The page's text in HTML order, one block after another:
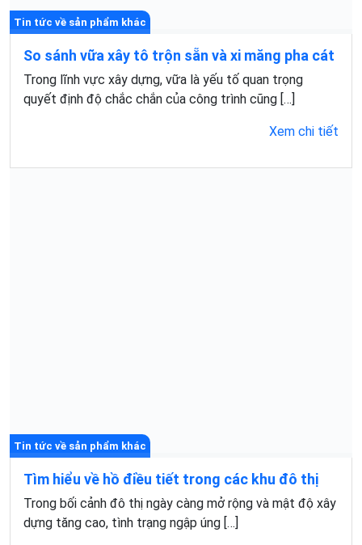
Tin tức về sản phẩm khác
So sánh vữa xây tô trộn sẵn và xi măng pha cát
Trong lĩnh vực xây dựng, vữa là yếu tố quan trọng
quyết định độ chắc chắn của công trình cũng […]
Xem chi tiết
Tin tức về sản phẩm khác
Tìm hiểu về hồ điều tiết trong các khu đô thị
Trong bối cảnh đô thị ngày càng mở rộng và mật độ xây
dựng tăng cao, tình trạng ngập úng […]